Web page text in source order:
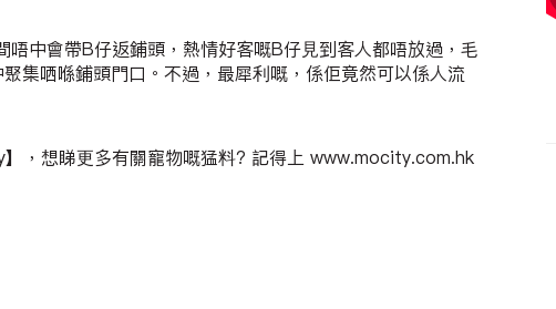
中會帶B仔返鋪頭，熱情好客嘅B仔見到客人都唔放過，毛
集哂喺鋪頭門口。不過，最犀利嘅，係佢竟然可以係人流
，想睇更多有關寵物嘅猛料? 記得上 www.mocity.com.hk